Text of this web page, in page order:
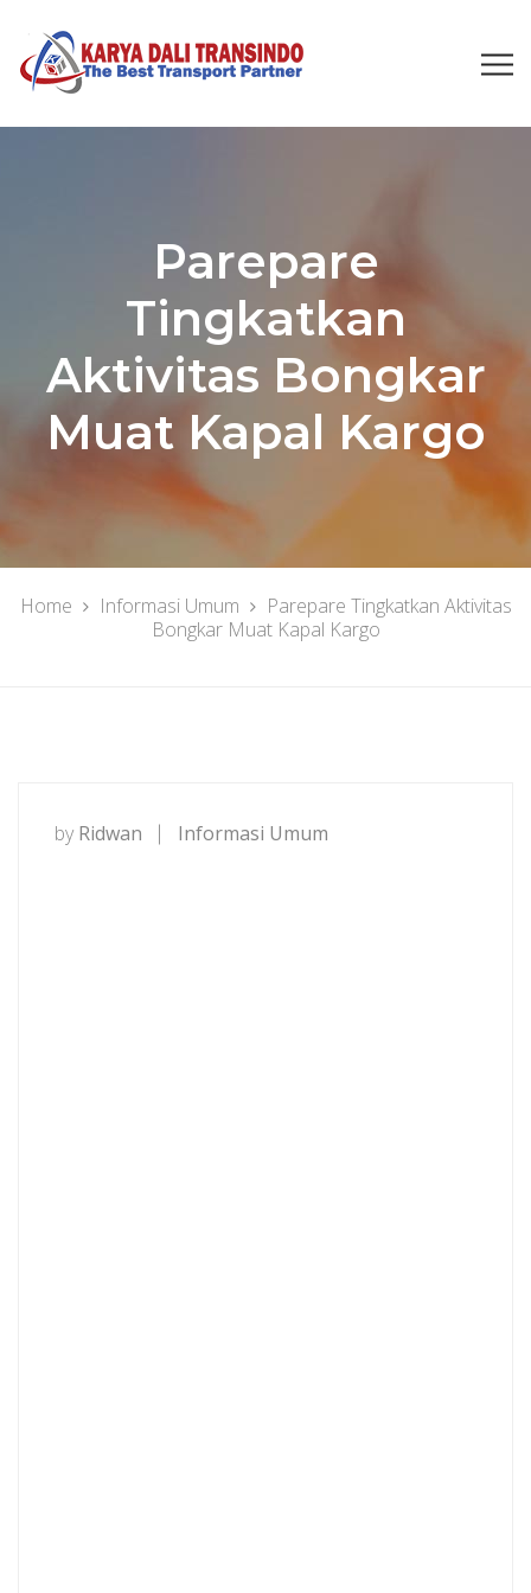
Parepare
Tingkatkan
Aktivitas Bongkar
Muat Kapal Kargo
Home Informasi Umum
Parepare Tingkatkan Aktivitas
Bongkar Muat Kapal Kargo
by Ridwan Informasi Umum